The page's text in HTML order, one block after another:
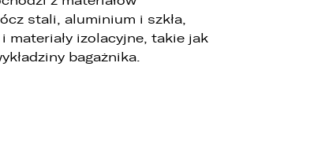
stali, aluminium i szkła,
izolacyjne, takie jak
bagażnika.